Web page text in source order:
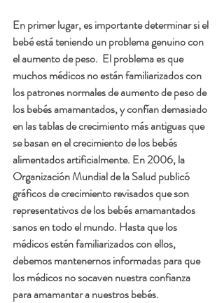
En primer lugar, es importante determinar si el
bebé está teniendo un problema genuino con
el aumento de peso.  El problema es que
muchos médicos no están familiarizados con
los patrones normales de aumento de peso de
los bebés amamantados, y confían demasiado
en las tablas de crecimiento más antiguas que
se basan en el crecimiento de los bebés
alimentados artificialmente. En 2006, la
Organización Mundial de la Salud publicó
gráficos de crecimiento revisados que son
representativos de los bebés amamantados
sanos en todo el mundo. Hasta que los
médicos estén familiarizados con ellos,
debemos mantenernos informadas para que
los médicos no socaven nuestra confianza
para amamantar a nuestros bebés.